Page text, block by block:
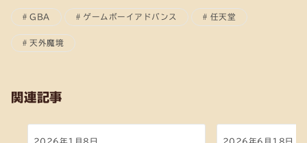
GBA ゲームボーイアドバンス 任天堂
天外魔境
関連記事
2026年1月8日 2026年6月18日